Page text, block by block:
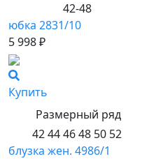
42-48
юбка 2831/10
5 998 ₽
Купить
Размерный ряд
42 44 46 48 50 52
блузка жен. 4986/1